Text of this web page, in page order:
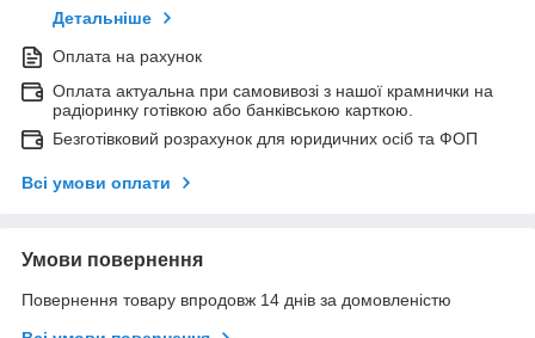
Детальніше
Оплата на рахунок
Оплата актуальна при самовивозі з нашої крамнички на
радіоринку готівкою або банківською карткою.
Безготівковий розрахунок для юридичних осіб та ФОП
Всі умови оплати
Умови повернення
Повернення товару впродовж 14 днів за домовленістю